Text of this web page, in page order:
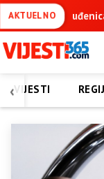
AKTUELNO
Petrović: BN
‹VIJESTI